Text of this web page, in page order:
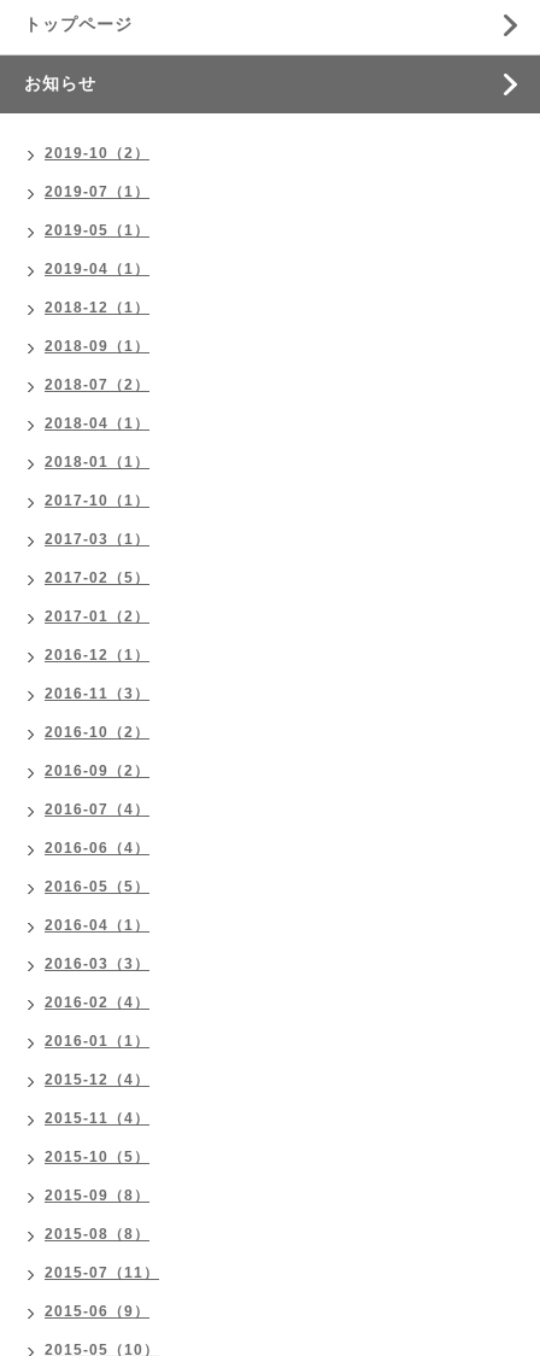
トップページ
お知らせ
2019-10（2）
2019-07（1）
2019-05（1）
2019-04（1）
2018-12（1）
2018-09（1）
2018-07（2）
2018-04（1）
2018-01（1）
2017-10（1）
2017-03（1）
2017-02（5）
2017-01（2）
2016-12（1）
2016-11（3）
2016-10（2）
2016-09（2）
2016-07（4）
2016-06（4）
2016-05（5）
2016-04（1）
2016-03（3）
2016-02（4）
2016-01（1）
2015-12（4）
2015-11（4）
2015-10（5）
2015-09（8）
2015-08（8）
2015-07（11）
2015-06（9）
2015-05（10）